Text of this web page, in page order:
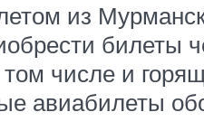
из
билеты
том числе и
авиабилеты